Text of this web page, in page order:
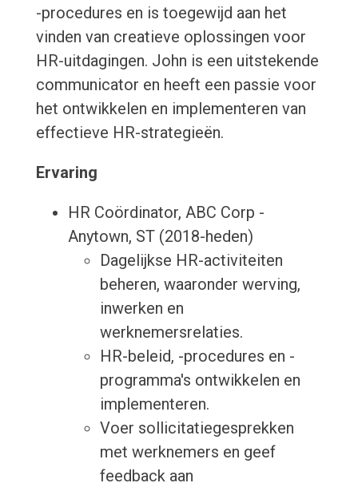
-procedures en is toegewijd aan het
vinden van creatieve oplossingen voor
HR-uitdagingen. John is een uitstekende
communicator en heeft een passie voor
het ontwikkelen en implementeren van
effectieve HR-strategieën.
Ervaring
HR Coördinator, ABC Corp -
Anytown, ST (2018-heden)
Dagelijkse HR-activiteiten
beheren, waaronder werving,
inwerken en
werknemersrelaties.
HR-beleid, -procedures en -
programma's ontwikkelen en
implementeren.
Voer sollicitatiegesprekken
met werknemers en geef
feedback aan